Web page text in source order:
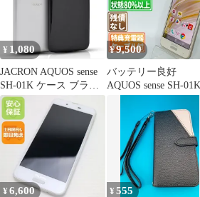
¥ 1,080
JACRON AQUOS sense
SH-01K ケース ブラッ
ク アクオス センス
SHV40 用の保護ケース
TPU 傷防止 軽量 柔軟
薄型 耐衝撃 携帯便利
全面保護 lite SH-M05
スマホ(OQW-HY-322)
¥9,500
バッテリー良好
AQUOS sense SH-01K
ト SIMフリー(simロッ
ク解除済) 白ロム 中古
本体 動作確認済 【最短
送料無料】F-135
¥6,600 ¥555